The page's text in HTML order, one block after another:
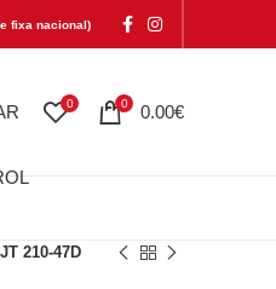
fixa nacional)
0 0 0.00€
210-47D